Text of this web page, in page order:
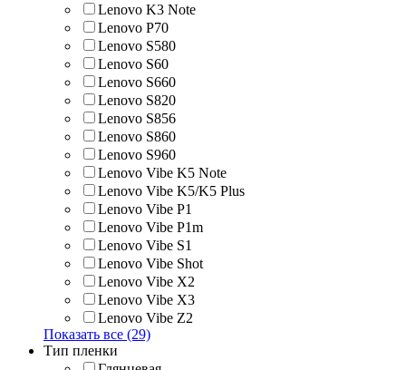
Lenovo K3 Note
Lenovo P70
Lenovo S580
Lenovo S60
Lenovo S660
Lenovo S820
Lenovo S856
Lenovo S860
Lenovo S960
Lenovo Vibe K5 Note
Lenovo Vibe K5/K5 Plus
Lenovo Vibe P1
Lenovo Vibe P1m
Lenovo Vibe S1
Lenovo Vibe Shot
Lenovo Vibe X2
Lenovo Vibe X3
Lenovo Vibe Z2
Показать все (29)
Тип пленки